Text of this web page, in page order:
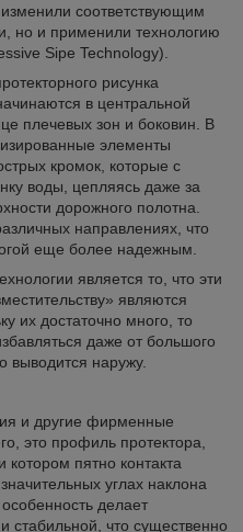
соответствующим
но и применили технологию
Sipe Technology).
рисунка
в центральной
плечевых зон и боковин. В
элементы
кромок, которые с
воды, цепляясь даже за
дорожного полотна.
направлениях, что
еще более надежным.
является то, что эти
являются
их достаточно много, то
даже от большого
выводится наружу.
и другие фирменные
это профиль протектора,
котором пятно контакта
углах наклона
делает
стабильной, что существенно